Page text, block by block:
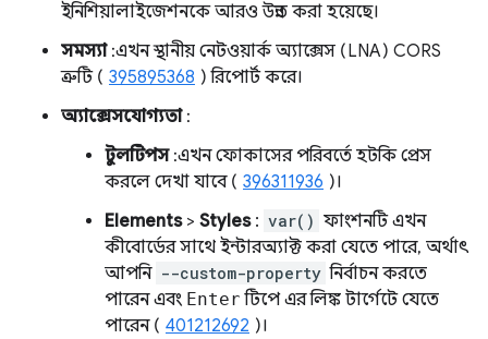
ইনিশিয়ালাইজেশনকে আরও উন্নত করা হয়েছে।
সমস্যা: এখন স্থানীয় নেটওয়ার্ক অ্যাক্সেস (LNA) CORS
ত্রুটি ( 395895368 ) রিপোর্ট করে।
অ্যাক্সেসযোগ্যতা:
টুলটিপস: এখন ফোকাসের পরিবর্তে হটকি প্রেস
করলে দেখা যাবে ( 396311936 )।
Elements> Styles: var() ফাংশনটি এখন
কীবোর্ডের সাথে ইন্টারঅ্যাক্ট করা যেতে পারে, অর্থাৎ
আপনি --custom-property নির্বাচন করতে
পারেন এবং Enter টিপে এর লিঙ্ক টার্গেটে যেতে
পারেন ( 401212692 )।